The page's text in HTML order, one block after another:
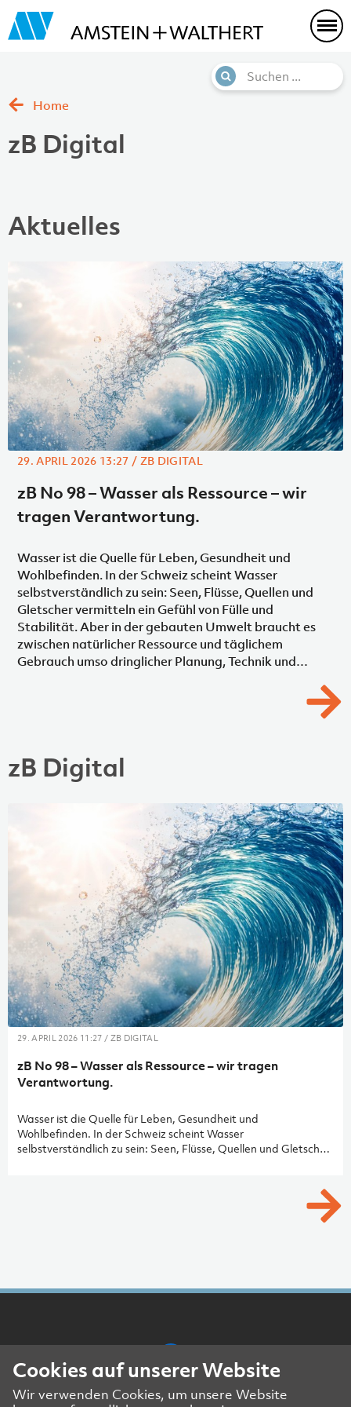
Home
zB Digital
Aktuelles
29. APRIL 2026 13:27 / ZB DIGITAL
zB No 98 – Wasser als Ressource – wir
tragen Verantwortung.
Wasser ist die Quelle für Leben, Gesundheit und
Wohlbefinden. In der Schweiz scheint Wasser
selbstverständlich zu sein: Seen, Flüsse, Quellen und
Gletscher vermitteln ein Gefühl von Fülle und
Stabilität. Aber in der gebauten Umwelt braucht es
zwischen natürlicher Ressource und täglichem
Gebrauch umso dringlicher Planung, Technik und
zB Digital
29. APRIL 2026 11:27 / ZB DIGITAL
zB No 98 – Wasser als Ressource – wir tragen
Verantwortung.
Wasser ist die Quelle für Leben, Gesundheit und
Wohlbefinden. In der Schweiz scheint Wasser
selbstverständlich zu sein: Seen, Flüsse, Quellen und Gletscher
Presse- und Medienkontakt
Cookies auf unserer Website
Wir verwenden Cookies, um unsere Website